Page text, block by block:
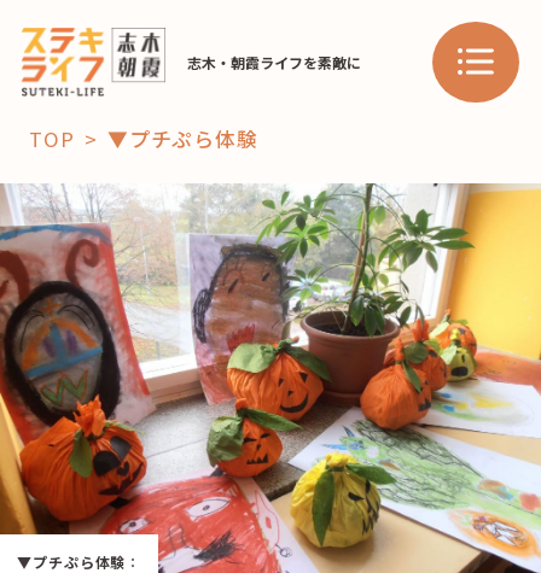
志木・朝霞ライフを素敵に
「コト」
子育て
暮らし
おすすめ
スポット 学び・教育
「場」
HAREL HAREL
活用事例
TOP ▼プチぷら体験
▼プチぷら体験 ：